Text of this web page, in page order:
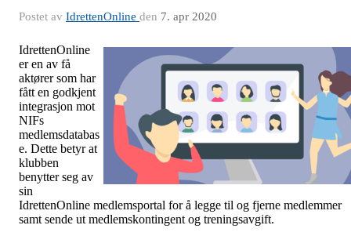
Postet av IdrettenOnline den 7. apr 2020
IdrettenOnline
er en av få
aktører som har
fått en godkjent
integrasjon mot
NIFs
medlemsdatabas
e. Dette betyr at
klubben
benytter seg av
sin
IdrettenOnline medlemsportal for å legge til og fjerne medlemmer
samt sende ut medlemskontingent og treningsavgift.